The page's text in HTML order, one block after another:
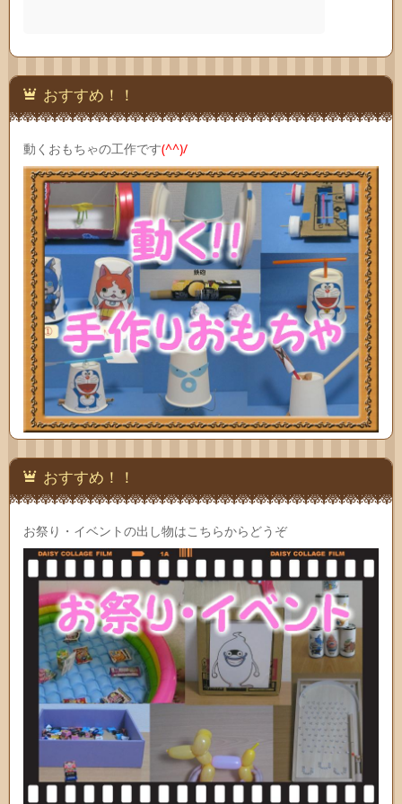
おすすめ！！
動くおもちゃの工作です(^^)/
おすすめ！！
お祭り・イベントの出し物はこちらからどうぞ